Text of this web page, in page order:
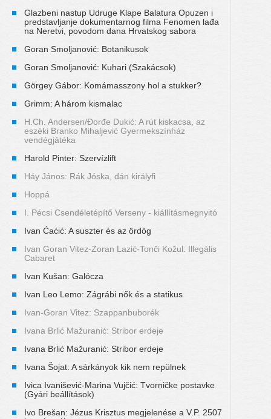
Glazbeni nastup Udruge Klape Balatura Opuzen i
predstavljanje dokumentarnog filma Fenomen lađa
na Neretvi, povodom dana Hrvatskog sabora
Goran Smoljanović: Botanikusok
Goran Smoljanović: Kuhari (Szakácsok)
Görgey Gábor: Komámasszony hol a stukker?
Grimm: A három kismalac
H.Ch. Andersen/Đorđe Dukić: A rút kiskacsa, az
eszéki Branko Mihaljević Gyermekszínház
vendégjátéka
Harold Pinter: Szervízlift
Háy János: Rák Jóska, dán királyfi
Hoppá
I. Pécsi Csendéletépítő Verseny - kiállításmegnyitó
Ivan Ćaćić: A suszter és az ördög
Ivan Goran Vitez-Zoran Lazić-Tonči Kožul: Illegális
Cabaret
Ivan Kušan: Galócza
Ivan Leo Lemo: Zágrábi nők és a statikus
Ivan-Goran Vitez: Szappanbuborék
Ivana Brlić Mažuranić: Stribor erdeje
Ivana Brlić Mažuranić: Stribor erdeje
Ivana Šojat: A sárkányok kik nem repülnek
Ivica Ivanišević-Marina Vujčić: Tvorničke postavke
(Gyári beállítások)
Ivo Brešan: Jézus Krisztus megjelenése a V.P. 2507